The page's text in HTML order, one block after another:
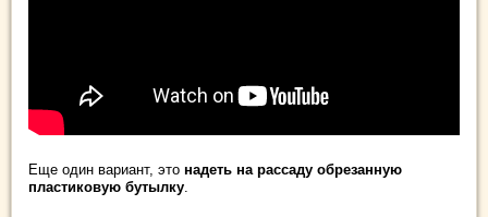
Еще один вариант, это надеть на рассаду обрезанную
пластиковую бутылку.